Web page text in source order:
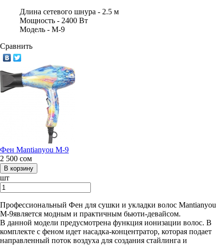
Длина сетевого шнура - 2.5 м
Мощность - 2400 Вт
Модель - М-9
Сравнить
Фен Mantianyou М-9
2 500 сом
шт
Профессиональный Фен для сушки и укладки волос Mantianyou
M-9является модным и практичным бьюти-девайсом.
В данной модели предусмотрена функция ионизации волос. В
комплекте с феном идет насадка-концентратор, которая подает
направленный поток воздуха для создания стайлинга и